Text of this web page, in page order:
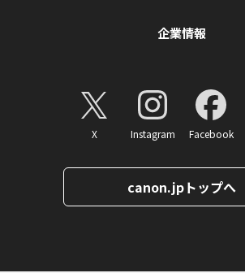
企業情報
X Instagram Facebook
canon.jpトップへ